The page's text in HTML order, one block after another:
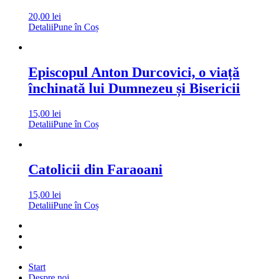
20,00 lei
DetaliiPune în Coș
Episcopul Anton Durcovici, o viață
închinată lui Dumnezeu și Bisericii
15,00 lei
DetaliiPune în Coș
Catolicii din Faraoani
15,00 lei
DetaliiPune în Coș
Start